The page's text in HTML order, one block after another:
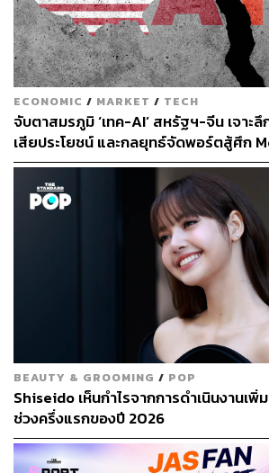
สามารถติดตาม THE
ผ่านแอปพลิเคชันต่างๆ ที่คุณสะดวกหรือใ
TAGS: การบริหารจัดการ Charlie Munger
ชาร์ลี มังเกอร์
USA China
เศรษฐกิจสหรัฐฯ
ABOUT THE
THE STANDARD
ECONOMIC / MARKET / TECH
จับตาสมรภูมิ ‘เทค-AI’ สหรัฐฯ-จีน เจาะ
เสียประโยชน์ และกลยุทธ์จัดพอร์ตสู้ศึก
5 ปีข้างหน้า
BEAUTY & GROOMING / POP
Shiseido เห็นกำไรจากการดำเนินงานเพิ่
ช่วงครึ่งแรกของปี 2026